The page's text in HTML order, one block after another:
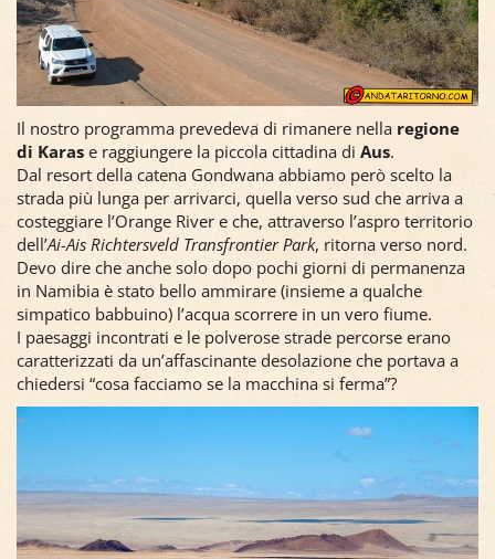
Il nostro programma prevedeva di rimanere nella regione
di Karas e raggiungere la piccola cittadina di Aus.
Dal resort della catena Gondwana abbiamo però scelto la
strada più lunga per arrivarci, quella verso sud che arriva a
costeggiare l’Orange River e che, attraverso l’aspro territorio
dell’Ai-Ais Richtersveld Transfrontier Park, ritorna verso nord.
Devo dire che anche solo dopo pochi giorni di permanenza
in Namibia è stato bello ammirare (insieme a qualche
simpatico babbuino) l’acqua scorrere in un vero fiume.
I paesaggi incontrati e le polverose strade percorse erano
caratterizzati da un’affascinante desolazione che portava a
chiedersi “cosa facciamo se la macchina si ferma”?